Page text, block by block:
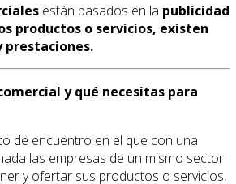
están basados en la publicidad
productos o servicios, existen
prestaciones.
y qué necesitas para
de encuentro en el que con una
las empresas de un mismo sector
y ofertar sus productos o servicios,